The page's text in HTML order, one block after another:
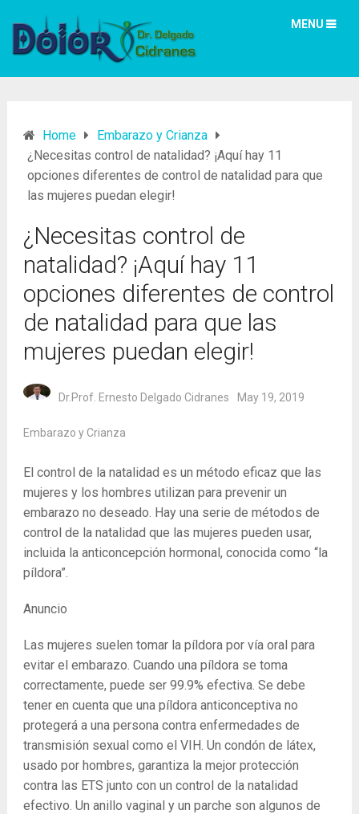
MENU
Home
Embarazo y Crianza
¿Necesitas control de natalidad? ¡Aquí hay 11
opciones diferentes de control de natalidad para que
las mujeres puedan elegir!
¿Necesitas control de
natalidad? ¡Aquí hay 11
opciones diferentes de control
de natalidad para que las
mujeres puedan elegir!
Dr.Prof. Ernesto Delgado Cidranes May 19, 2019
Embarazo y Crianza
El control de la natalidad es un método eficaz que las
mujeres y los hombres utilizan para prevenir un
embarazo no deseado. Hay una serie de métodos de
control de la natalidad que las mujeres pueden usar,
incluida la anticoncepción hormonal, conocida como “la
píldora”.
Anuncio
Las mujeres suelen tomar la píldora por vía oral para
evitar el embarazo. Cuando una píldora se toma
correctamente, puede ser 99.9% efectiva. Se debe
tener en cuenta que una píldora anticonceptiva no
protegerá a una persona contra enfermedades de
transmisión sexual como el VIH. Un condón de látex,
usado por hombres, garantiza la mejor protección
contra las ETS junto con un control de la natalidad
efectivo. Un anillo vaginal y un parche son algunos de